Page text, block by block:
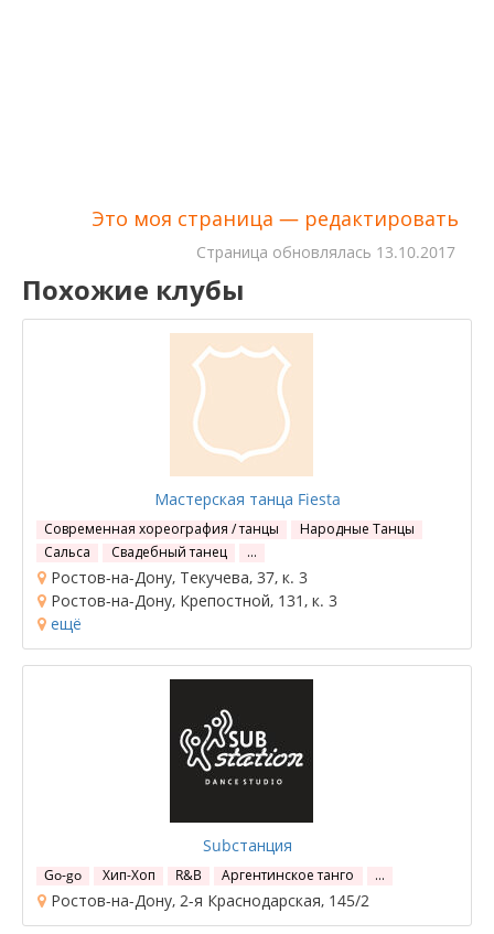
Это моя страница — редактировать
Cтраница обновлялась 13.10.2017
Похожие клубы
Мастерская танца Fiesta
Современная хореография / танцы
Народные Танцы
Сальса
Свадебный танец …
Ростов-на-Дону, Текучева, 37, к. 3
Ростов-на-Дону, Крепостной, 131, к. 3
ещё
Subстанция
Go-go Хип-Хоп R&B Аргентинское танго …
Ростов-на-Дону, 2-я Краснодарская, 145/2